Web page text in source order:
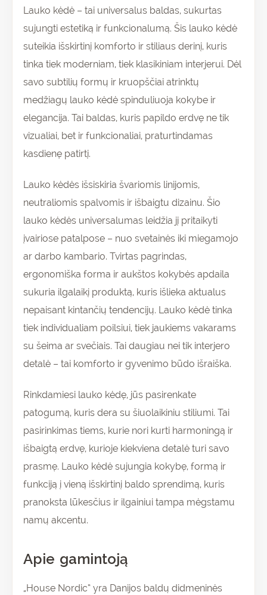
Lauko kėdė – tai universalus baldas, sukurtas
sujungti estetiką ir funkcionalumą. Šis lauko kėdė
suteikia išskirtinį komforto ir stiliaus derinį, kuris
tinka tiek moderniam, tiek klasikiniam interjerui. Dėl
savo subtilių formų ir kruopščiai atrinktų
medžiagų lauko kėdė spinduliuoja kokybe ir
elegancija. Tai baldas, kuris papildo erdvę ne tik
vizualiai, bet ir funkcionaliai, praturtindamas
kasdienę patirtį.
Lauko kėdės išsiskiria švariomis linijomis,
neutraliomis spalvomis ir išbaigtu dizainu. Šio
lauko kėdės universalumas leidžia jį pritaikyti
įvairiose patalpose – nuo svetainės iki miegamojo
ar darbo kambario. Tvirtas pagrindas,
ergonomiška forma ir aukštos kokybės apdaila
sukuria ilgalaikį produktą, kuris išlieka aktualus
nepaisant kintančių tendencijų. Lauko kėdė tinka
tiek individualiam poilsiui, tiek jaukiems vakarams
su šeima ar svečiais. Tai daugiau nei tik interjero
detalė – tai komforto ir gyvenimo būdo išraiška.
Rinkdamiesi lauko kėdę, jūs pasirenkate
patogumą, kuris dera su šiuolaikiniu stiliumi. Tai
pasirinkimas tiems, kurie nori kurti harmoningą ir
išbaigtą erdvę, kurioje kiekviena detalė turi savo
prasmę. Lauko kėdė sujungia kokybę, formą ir
funkciją į vieną išskirtinį baldo sprendimą, kuris
pranoksta lūkesčius ir ilgainiui tampa mėgstamu
namų akcentu.
Apie gamintoją
„House Nordic“ yra Danijos baldų didmeninės